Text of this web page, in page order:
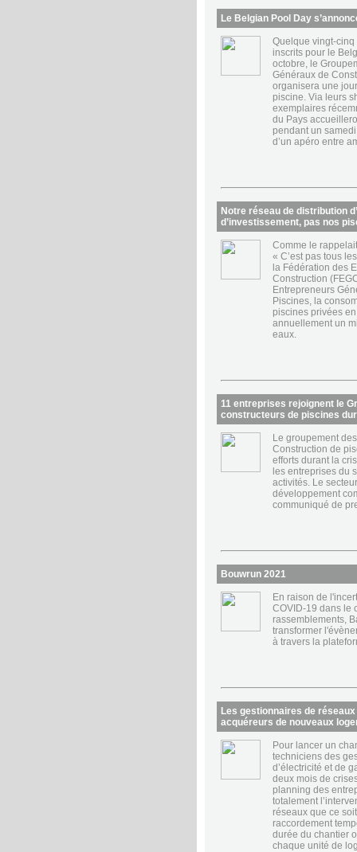
Le Belgian Pool Day
Quelque vingt-
inscrits pour le
octobre, le
Généraux de
organisera une
piscine. Via leurs
exemplaires
du Pays
pendant un
d’un apéro entre
Notre réseau de distribution
d’investissement, pas nos
Comme le
« C’est pas tous
la Fédération des
Construction
Entrepreneurs
Piscines, la
piscines privées
annuellement un
eaux.
11 entreprises rejoignent le
constructeurs de piscines
Le groupement
Construction de
efforts durant la
les entreprises du
activités. Le
développement
communiqué de
Bouwrun 2021
En raison de
COVID-19 dans le
rassemblements,
transformer
à travers la
Les gestionnaires de
acquéreurs de nouveaux
Pour lancer un
techniciens des
d’électricité et de
deux mois de
planning des
totalement
réseaux que ce
raccordement
durée du chantier
chaque unité de